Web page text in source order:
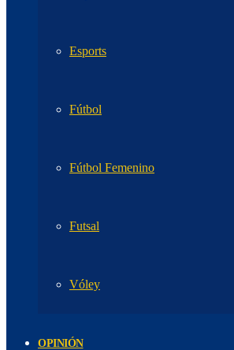
Esports
Fútbol
Fútbol Femenino
Futsal
Vóley
OPINIÓN